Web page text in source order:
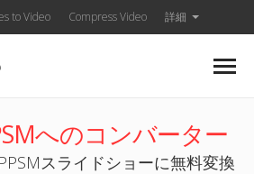
to Video Compress Video 詳細
へのコンバーター
スライドショーに無料変換